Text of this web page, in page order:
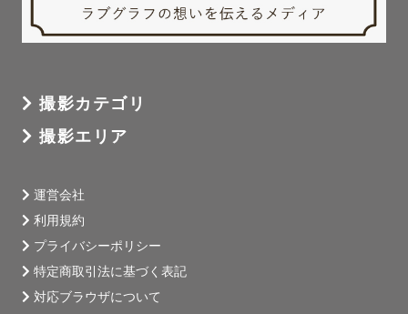
撮影カテゴリ
撮影エリア
運営会社
利用規約
プライバシーポリシー
特定商取引法に基づく表記
対応ブラウザについて